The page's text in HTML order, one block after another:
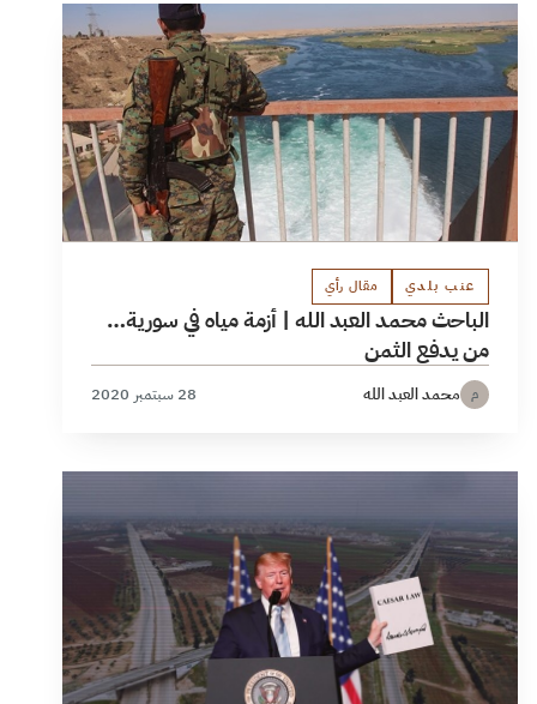
عنب بلدي مقال رأي
الباحث محمد العبد الله | أزمة مياه في سورية…
من يدفع الثمن
م محمد العبد الله 28 سبتمبر 2020